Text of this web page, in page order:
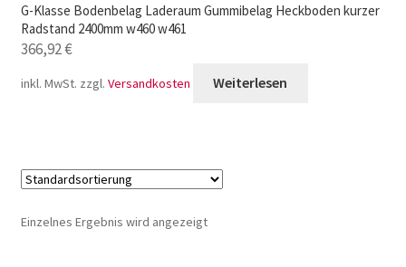
G-Klasse Bodenbelag Laderaum Gummibelag Heckboden kurzer
Radstand 2400mm w460 w461
366,92€
inkl. MwSt. zzgl. Versandkosten Weiterlesen
Einzelnes Ergebnis wird angezeigt